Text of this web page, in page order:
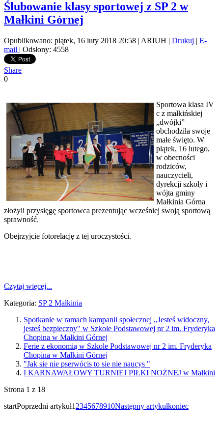
Ślubowanie klasy sportowej z SP 2 w
Małkini Górnej
Opublikowano: piątek, 16 luty 2018 20:58 | ARIUH | Drukuj | E-
mail | Odsłony: 4558
Share
0
Sportowa klasa IV
c z małkińskiej
„dwójki”
obchodziła swoje
małe święto. W
piątek, 16 lutego,
w obecności
rodziców,
nauczycieli,
dyrekcji szkoły i
wójta gminy
Małkinia Górna
złożyli przysięgę sportowca prezentując wcześniej swoją sportową
sprawność.
Obejrzyjcie fotorelację z tej uroczystości.
Czytaj więcej...
Kategoria: SP 2 Małkinia
Spotkanie w ramach kampanii społecznej ,,Jesteś widoczny,
jesteś bezpieczny" w Szkole Podstawowej nr 2 im. Fryderyka
Chopina w Małkini Górnej
Ferie z ekonomią w Szkole Podstawowej nr 2 im. Fryderyka
Chopina w Małkini Górnej
"Jak sie nie pserwócis to sie nie naucys "
I KARNAWAŁOWY TURNIEJ PIŁKI NOŻNEJ w Małkini
Strona 1 z 18
startPoprzedni artykuł1 2345678910Następny artykułkoniec